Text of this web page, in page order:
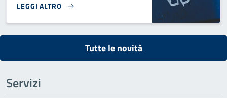
LEGGI ALTRO
"RIFIUTA LE CATTIVE ABITUDINI"}
Tutte le novità
Servizi